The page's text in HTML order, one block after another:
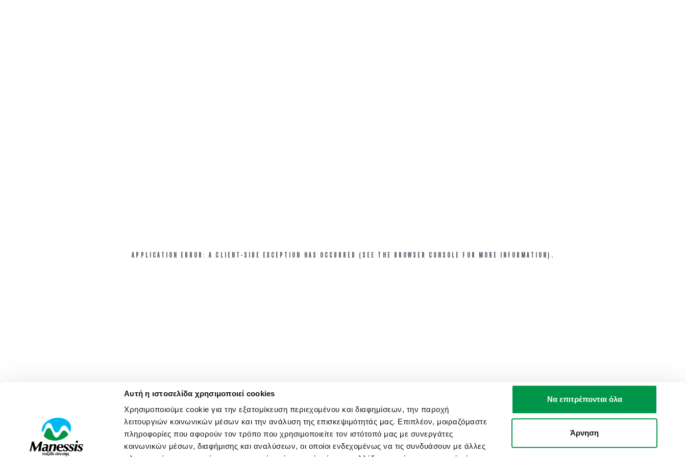
Αυτή η ιστοσελίδα χρησιμοποιεί cookies
Χρησιμοποιούμε cookie για την εξατομίκευση περιεχομένου και διαφημίσεων, την παροχή
λειτουργιών κοινωνικών μέσων και την ανάλυση της επισκεψιμότητάς μας. Επιπλέον, μοιραζόμαστε
πληροφορίες που αφορούν τον τρόπο που χρησιμοποιείτε τον ιστότοπό μας με συνεργάτες
κοινωνικών μέσων, διαφήμισης και αναλύσεων, οι οποίοι ενδεχομένως να τις συνδυάσουν με άλλες
Να επιτρέπονται όλα
Άρνηση
APPLICATION ERROR: A CLIENT-SIDE EXCEPTION HAS OCCURRED (SEE THE BROWSER CONSOLE FOR MORE INFORMATION).